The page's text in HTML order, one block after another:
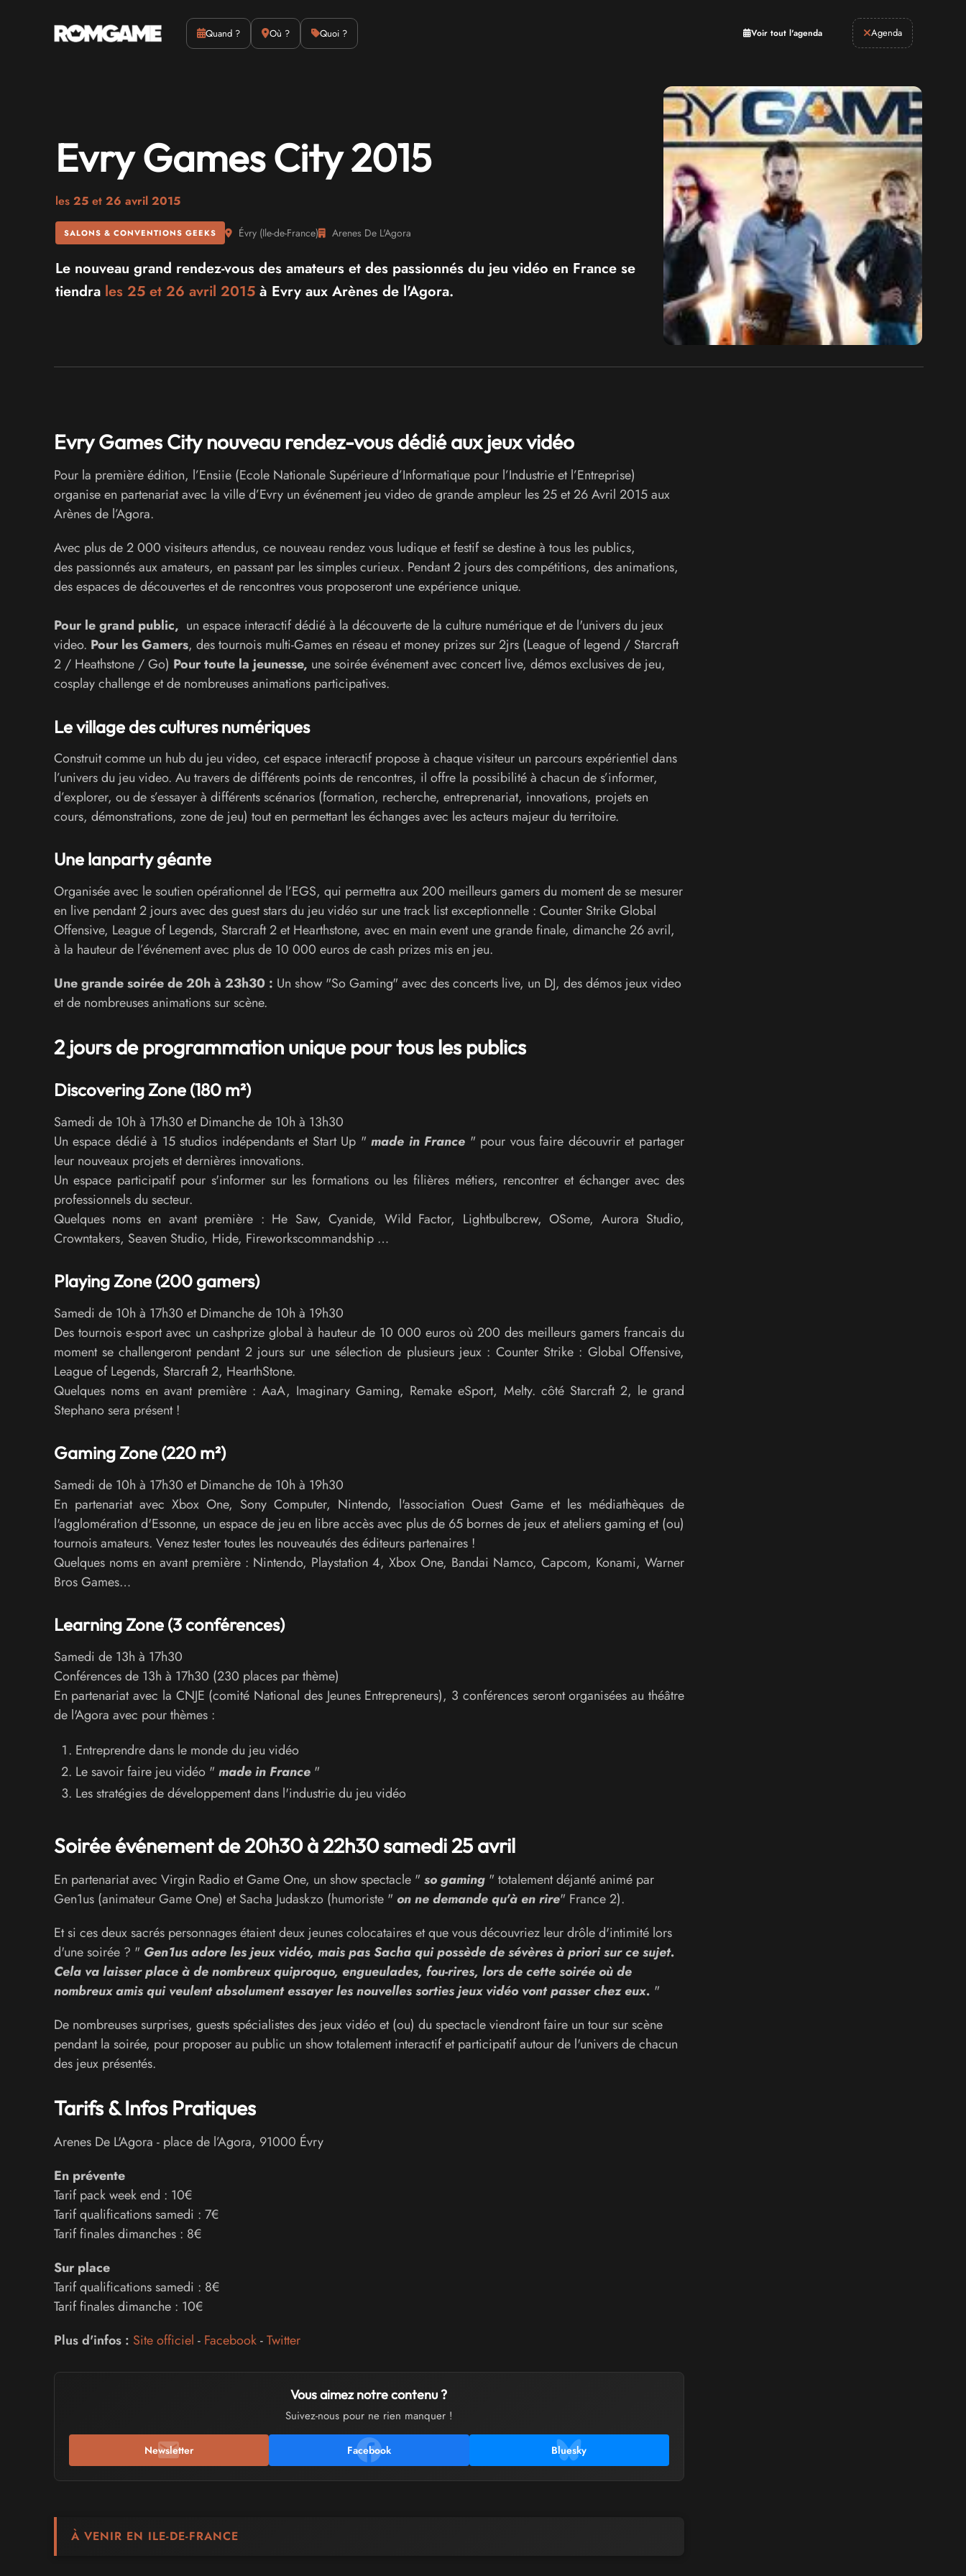
Quand ? Où ? Quoi ? Voir tout l'agenda
Actus Culture Emulation Agenda
Evry Games City 2015
les 25et 26 avril 2015
SALONS & CONVENTIONS GEEKS Évry(Ile-de-France) Arenes De L'Agora
Le nouveau grand rendez-vous des amateurs et des passionnés du jeu vidéo en France se
tiendra les 25 et 26 avril 2015à Evry aux Arènes de l'Agora.
Evry Games City nouveau rendez-vous dédié aux jeux vidéo
Pour la première édition, l’Ensiie (Ecole Nationale Supérieure d’Informatique pour l’Industrie et l’Entreprise)
organise en partenariat avec la ville d’Evry un événement jeu video de grande ampleur les 25 et 26 Avril 2015 aux
Arènes de l’Agora.
Avec plus de 2 000 visiteurs attendus, ce nouveau rendez vous ludique et festif se destine à tous les publics,
des passionnés aux amateurs, en passant par les simples curieux. Pendant 2 jours des compétitions, des animations,
des espaces de découvertes et de rencontres vous proposeront une expérience unique.
Pour le grand public, un espace interactif dédié à la découverte de la culture numérique et de l'univers du jeux
video. Pour les Gamers, des tournois multi-Games en réseau et money prizes sur 2jrs (League of legend / Starcraft
2 / Heathstone / Go) Pour toute la jeunesse, une soirée événement avec concert live, démos exclusives de jeu,
cosplay challenge et de nombreuses animations participatives.
Le village des cultures numériques
Construit comme un hub du jeu video, cet espace interactif propose à chaque visiteur un parcours expérientiel dans
l’univers du jeu video. Au travers de différents points de rencontres, il offre la possibilité à chacun de s’informer,
d’explorer, ou de s’essayer à différents scénarios (formation, recherche, entreprenariat, innovations, projets en
cours, démonstrations, zone de jeu) tout en permettant les échanges avec les acteurs majeur du territoire.
Une lanparty géante
Organisée avec le soutien opérationnel de l’EGS, qui permettra aux 200 meilleurs gamers du moment de se mesurer
en live pendant 2 jours avec des guest stars du jeu vidéo sur une track list exceptionnelle : Counter Strike Global
Offensive, League of Legends, Starcraft 2 et Hearthstone, avec en main event une grande finale, dimanche 26 avril,
à la hauteur de l’événement avec plus de 10 000 euros de cash prizes mis en jeu.
Une grande soirée de 20h à 23h30 : Un show "So Gaming" avec des concerts live, un DJ, des démos jeux video
et de nombreuses animations sur scène.
2 jours de programmation unique pour tous les publics
Discovering Zone (180 m²)
Samedi de 10h à 17h30 et Dimanche de 10h à 13h30
Un espace dédié à 15 studios indépendants et Start Up " made in France " pour vous faire découvrir et partager
leur nouveaux projets et dernières innovations.
Un espace participatif pour s'informer sur les formations ou les filières métiers, rencontrer et échanger avec des
professionnels du secteur.
Quelques noms en avant première : He Saw, Cyanide, Wild Factor, Lightbulbcrew, OSome, Aurora Studio,
Crowntakers, Seaven Studio, Hide, Fireworkscommandship …
Playing Zone (200 gamers)
Samedi de 10h à 17h30 et Dimanche de 10h à 19h30
Des tournois e-sport avec un cashprize global à hauteur de 10 000 euros où 200 des meilleurs gamers francais du
moment se challengeront pendant 2 jours sur une sélection de plusieurs jeux : Counter Strike : Global Offensive,
League of Legends, Starcraft 2, HearthStone.
Quelques noms en avant première : AaA, Imaginary Gaming, Remake eSport, Melty. côté Starcraft 2, le grand
Stephano sera présent !
Gaming Zone (220 m²)
Samedi de 10h à 17h30 et Dimanche de 10h à 19h30
En partenariat avec Xbox One, Sony Computer, Nintendo, l'association Ouest Game et les médiathèques de
l'agglomération d'Essonne, un espace de jeu en libre accès avec plus de 65 bornes de jeux et ateliers gaming et (ou)
tournois amateurs. Venez tester toutes les nouveautés des éditeurs partenaires !
Quelques noms en avant première : Nintendo, Playstation 4, Xbox One, Bandai Namco, Capcom, Konami, Warner
Bros Games…
Learning Zone (3 conférences)
Samedi de 13h à 17h30
Conférences de 13h à 17h30 (230 places par thème)
En partenariat avec la CNJE (comité National des Jeunes Entrepreneurs), 3 conférences seront organisées au théâtre
de l'Agora avec pour thèmes :
Entreprendre dans le monde du jeu vidéo
Le savoir faire jeu vidéo " made in France "
Les stratégies de développement dans l'industrie du jeu vidéo
Soirée événement de 20h30 à 22h30 samedi 25 avril
En partenariat avec Virgin Radio et Game One, un show spectacle " so gaming " totalement déjanté animé par
Gen1us (animateur Game One) et Sacha Judaskzo (humoriste " on ne demande qu'à en rire" France 2).
Et si ces deux sacrés personnages étaient deux jeunes colocataires et que vous découvriez leur drôle d'intimité lors
d'une soirée ? " Gen1us adore les jeux vidéo, mais pas Sacha qui possède de sévères à priori sur ce sujet.
Cela va laisser place à de nombreux quiproquo, engueulades, fou-rires, lors de cette soirée où de
nombreux amis qui veulent absolument essayer les nouvelles sorties jeux vidéo vont passer chez eux. "
De nombreuses surprises, guests spécialistes des jeux vidéo et (ou) du spectacle viendront faire un tour sur scène
pendant la soirée, pour proposer au public un show totalement interactif et participatif autour de l'univers de chacun
des jeux présentés.
Tarifs & Infos Pratiques
Arenes De L'Agora - place de l’Agora, 91000 Évry
En prévente
Tarif pack week end : 10€
Tarif qualifications samedi : 7€
Tarif finales dimanches : 8€
Sur place
Tarif qualifications samedi : 8€
Tarif finales dimanche : 10€
Plus d'infos : Site officiel - Facebook-Twitter
Vous aimez notre contenu ?
Suivez-nous pour ne rien manquer !
Newsletter Facebook Bluesky
À VENIR EN ILE-DE-FRANCE